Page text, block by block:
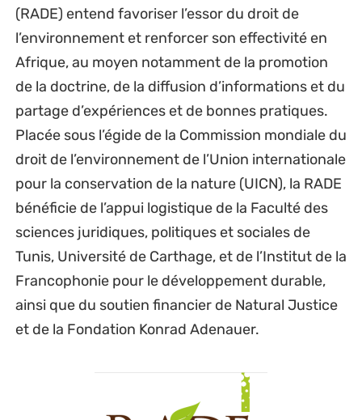
(RADE) entend favoriser l’essor du droit de
l’environnement et renforcer son effectivité en
Afrique, au moyen notamment de la promotion
de la doctrine, de la diffusion d’informations et du
partage d’expériences et de bonnes pratiques.
Placée sous l’égide de la Commission mondiale du
droit de l’environnement de l’Union internationale
pour la conservation de la nature (UICN), la RADE
bénéficie de l’appui logistique de la Faculté des
sciences juridiques, politiques et sociales de
Tunis, Université de Carthage, et de l’Institut de la
Francophonie pour le développement durable,
ainsi que du soutien financier de Natural Justice
et de la Fondation Konrad Adenauer.